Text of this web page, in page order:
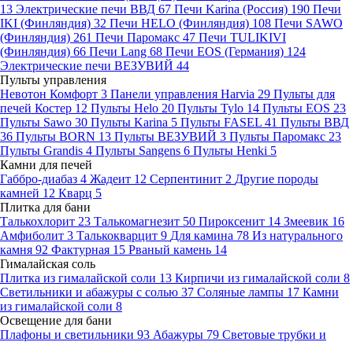
13 Электрические печи ВВД 67 Печи Karina (Россия) 190 Печи
IKI (Финляндия) 32 Печи HELO (Финляндия) 108 Печи SAWO
(Финляндия) 261 Печи Паромакс 47 Печи TULIKIVI
(Финляндия) 66 Печи Lang 68 Печи EOS (Германия) 124
Электрические печи ВЕЗУВИЙ 44
Пульты управления
Невотон Комфорт 3 Панели управления Harvia 29 Пульты для
печей Костер 12 Пульты Helo 20 Пульты Tylo 14 Пульты EOS 23
Пульты Sawo 30 Пульты Karina 5 Пульты FASEL 41 Пульты ВВД
36 Пульты BORN 13 Пульты ВЕЗУВИЙ 3 Пульты Паромакс 23
Пульты Grandis 4 Пульты Sangens 6 Пульты Henki 5
Камни для печей
Габбро-диабаз 4 Жадеит 12 Серпентинит 2 Другие породы
камней 12 Кварц 5
Плитка для бани
Талькохлорит 23 Талькомагнезит 50 Пироксенит 14 Змеевик 16
Амфиболит 3 Талькокварцит 9 Для камина 78 Из натурального
камня 92 Фактурная 15 Рваный камень 14
Гималайская соль
Плитка из гималайской соли 13 Кирпичи из гималайской соли 8
Светильники и абажуры с солью 37 Соляные лампы 17 Камни
из гималайской соли 8
Освещение для бани
Плафоны и светильники 93 Абажуры 79 Световые трубки и